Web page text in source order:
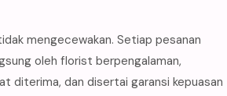
mengecewakan. Setiap pesanan
oleh florist berpengalaman,
diterima, dan disertai garansi kepuasan